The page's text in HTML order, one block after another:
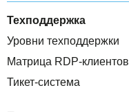
Техподдержка
Уровни техподдержки
Матрица RDP-клиентов
Тикет-система